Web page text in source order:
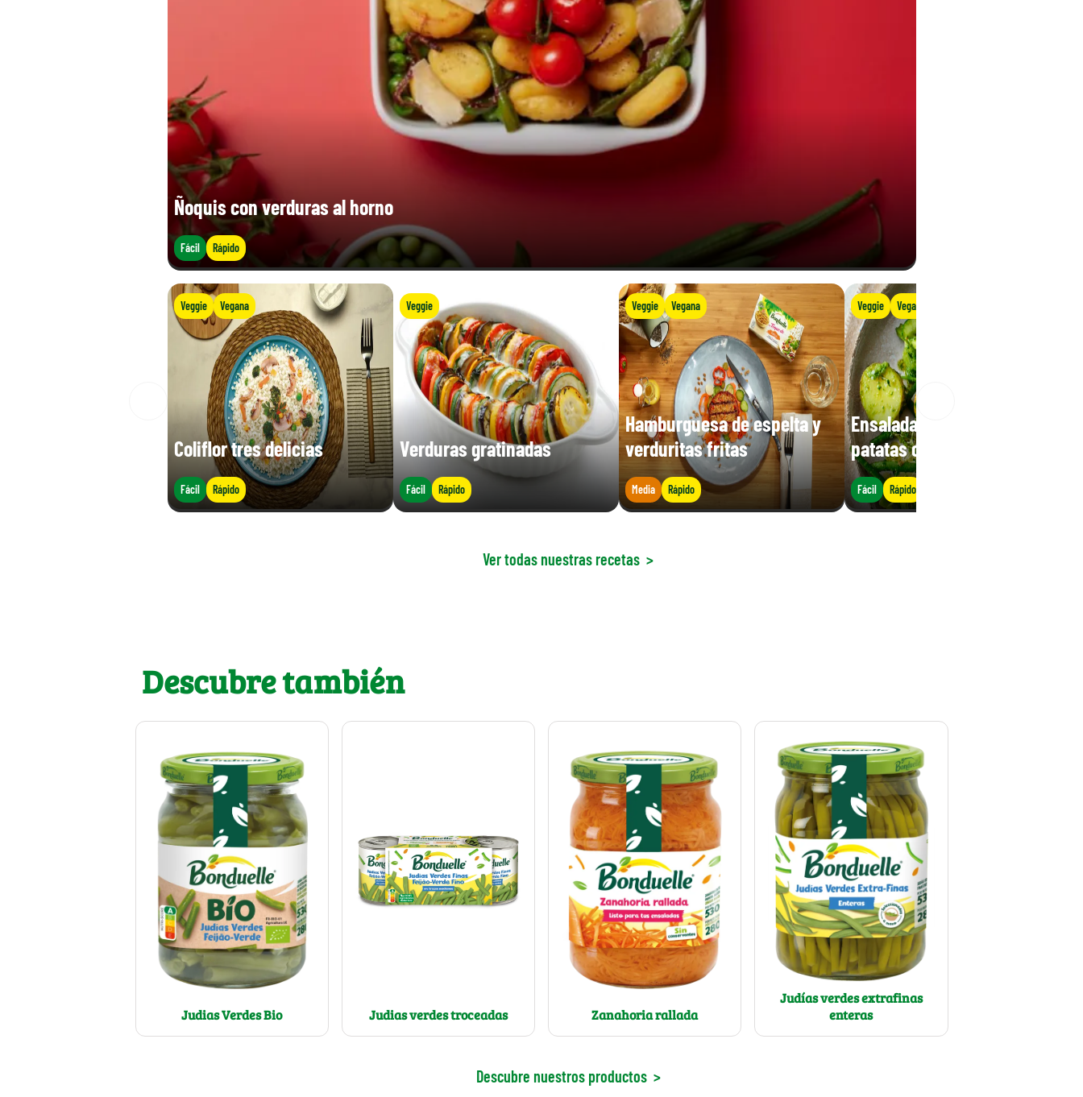
Ñoquis con verduras al horno
Fácil Rápido
Veggie Vegana
Coliflor tres delicias
Fácil Rápido
Veggie
Verduras gratinadas
Fácil Rápido
Veggie Vegana
Hamburguesa de espelta y
verduritas fritas
Media Rápido
Veggie Vegana
Ensalada de judías verdes y
patatas con pesto
Fácil Rápido
Ver todas nuestras recetas >
Descubre también
Judias Verdes Bio Judias verdes troceadas Zanahoria rallada
Judías verdes extrafinas
enteras
Descubre nuestros productos >